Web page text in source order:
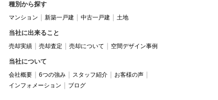
種別から探す
マンション 新築一戸建 中古一戸建 土地
当社に出来ること
売却実績 売却査定 売却について 空間デザイン事例
当社について
会社概要 6つの強み スタッフ紹介
お客様の声
インフォメーション
ブログ